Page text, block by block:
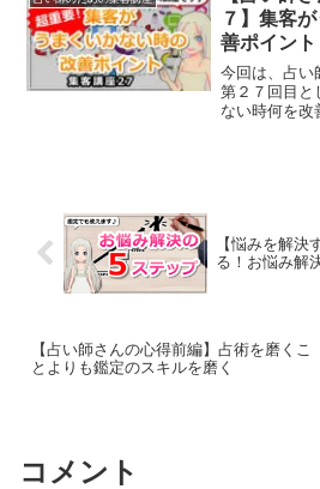
７】集客
善ポイント
今回は、占い
第２７回目と
ない時何を改
【悩みを解決
る！お悩み解
【占い師さんの心得前編】占術を磨くこ
とよりも鑑定のスキルを磨く
コメント